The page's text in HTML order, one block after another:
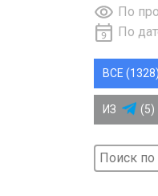
По
По
ВСЕ (1328)
ИЗ (5)